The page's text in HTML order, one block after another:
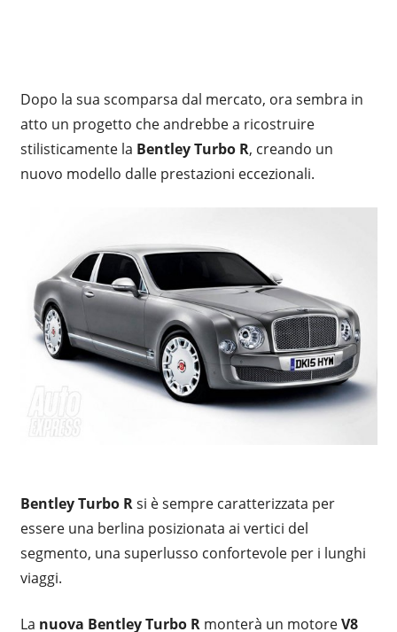
Dopo la sua scomparsa dal mercato, ora sembra in
atto un progetto che andrebbe a ricostruire
stilisticamente la Bentley Turbo R, creando un
nuovo modello dalle prestazioni eccezionali.
Bentley Turbo Rsi è sempre caratterizzata per
essere una berlina posizionata ai vertici del
segmento, una superlusso confortevole per i lunghi
viaggi.
La nuova Bentley Turbo Rmonterà un motoreV8